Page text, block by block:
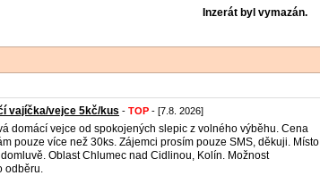
Inzerát byl vymazán.
vajíčka/vejce 5kč/kus - TOP - [7.8. 2026]
domácí vejce od spokojených slepic z volného výběhu. Cena
pouze více než 30ks. Zájemci prosím pouze SMS, děkuji. Místo
Oblast Chlumec nad Cidlinou, Kolín. Možnost
odběru.